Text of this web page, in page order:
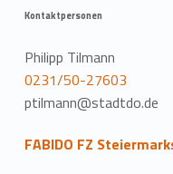
Kontaktpersonen
Philipp Tilmann
0231/50-27603
ptilmann@stadtdo.de
FABIDO FZ